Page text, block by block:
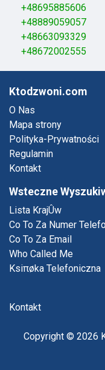
+48695885606
+48889059057
+48663093329
+48672002555
Ktodzwoni.com
O Nas
Mapa strony
Polityka-Prywatności
Regulamin
Kontakt
Wsteczne
Lista KrajÛw
Co To Za Numer
Co To Za Email
Who Called Me
Ksiπøka Telefoniczna
Kontakt
Copyright © 2026